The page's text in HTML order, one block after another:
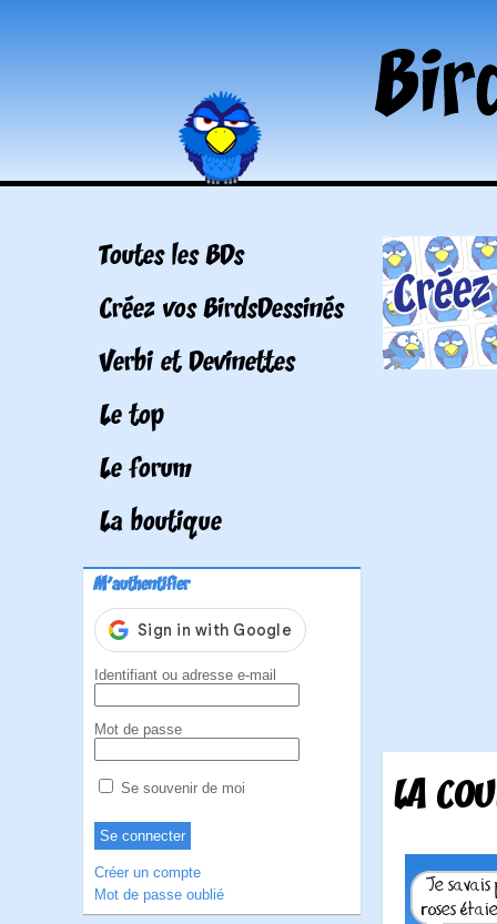
Toutes les BDs
Créez vos BirdsDessinés
Verbi et Devinettes
Le top
Le forum
La boutique
M'authentifier
Identifiant ou adresse e-mail
Mot de passe
Se souvenir de moi
Créer un compte
Mot de passe oublié
LA